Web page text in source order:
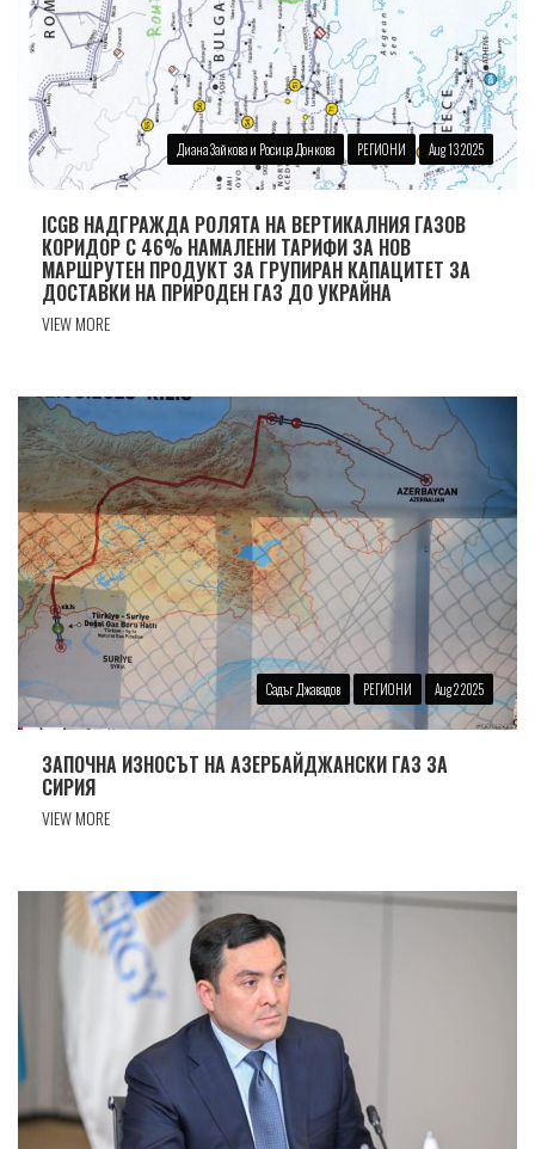
Диана Зайкова и Росица Донкова РЕГИОНИ Aug 13 2025
ICGB НАДГРАЖДА РОЛЯТА НА ВЕРТИКАЛНИЯ ГАЗОВ
КОРИДОР С 46% НАМАЛЕНИ ТАРИФИ ЗА НОВ
МАРШРУТЕН ПРОДУКТ ЗА ГРУПИРАН КАПАЦИТЕТ ЗА
ДОСТАВКИ НА ПРИРОДЕН ГАЗ ДО УКРАЙНА
VIEW MORE
Садъг Джавадов РЕГИОНИ Aug 2 2025
ЗАПОЧНА ИЗНОСЪТ НА АЗЕРБАЙДЖАНСКИ ГАЗ ЗА
СИРИЯ
VIEW MORE